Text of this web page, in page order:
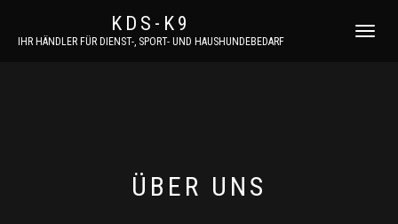
KDS-K9
IHR HÄNDLER FÜR DIENST-, SPORT- UND HAUSHUNDEBEDARF
ÜBER UNS